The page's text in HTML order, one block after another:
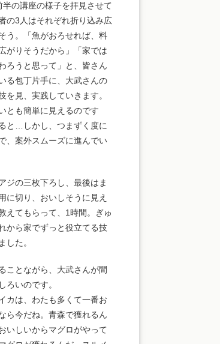
の講座の様子を拝見させて
の3人はそれぞれ折り込み広
う。「魚がおろせれば、料
がりそうだから」「家では
ろうと思って」と、皆さん
る包丁片手に、大武さんの
を見、実践していきます。
とも簡単に見えるのです
と…しかし、つまずく度に
、案外スムーズに進んでい
ジの三枚下ろし、最後はま
に切り、おいしそうに見え
えてもらって、1時間。ぎゅ
から家でずっと役立てる技
した。
ことながら、大武さんが間
ろいのです。
カは、わたも多くて一番お
ら今だね。青森で獲れるん
いしいからマグロがやって